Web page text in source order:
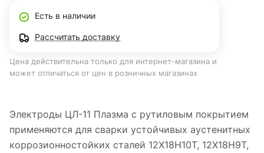
Есть в наличии
Рассчитать доставку
Цена действительна только для интернет-магазина и
может отличаться от цен в розничных магазинах
Электроды ЦЛ-11 Плазма с рутиловым покрытием
применяются для сварки устойчивых аустенитных
коррозионностойких сталей 12Х18Н10Т, 12Х18Н9Т,